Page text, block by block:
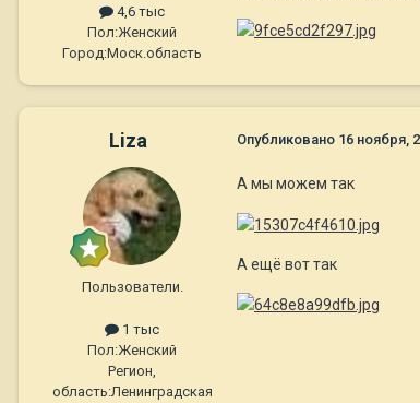
4,6 тыс
Пол:Женский
Город:Моск.область
Liza
Пользователи.
1 тыс
Пол:Женский
Регион,
область:Ленинградская
Опубликовано 16 ноября,
А мы можем так
А ещё вот так